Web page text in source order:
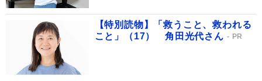
【特別読物】「救うこと、救われる
こと」（17） 角田光代さん
PR